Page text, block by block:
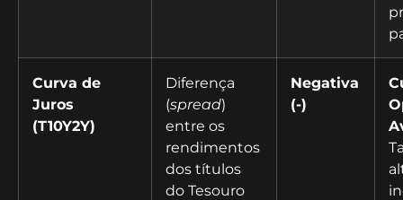
Curva de
Juros
(T10Y2Y)
Diferença
(spread)
entre os
rendimentos
dos títulos
do Tesouro
Negativa
(-)